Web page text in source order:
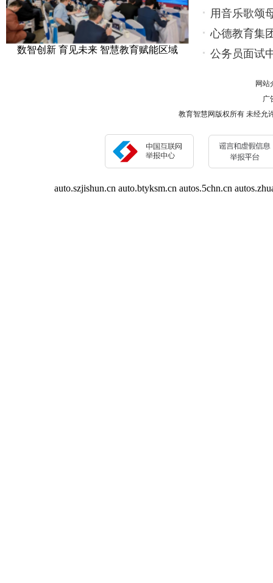
数智创新 育见未来 智慧教育赋能区域
的
用音乐歌颂
打
心德教育集
公务员面试
网站
广
教育智慧网版权所有 未经允
auto.szjishun.cn auto.btyksm.cn autos.5chn.cn